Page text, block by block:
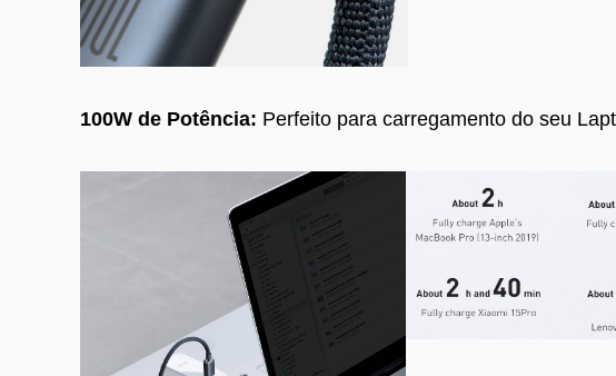
100W de Potência: Perfeito para carregamento do seu